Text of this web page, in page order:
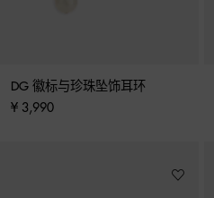
DG 徽标与珍珠坠饰耳环
¥ 3,990